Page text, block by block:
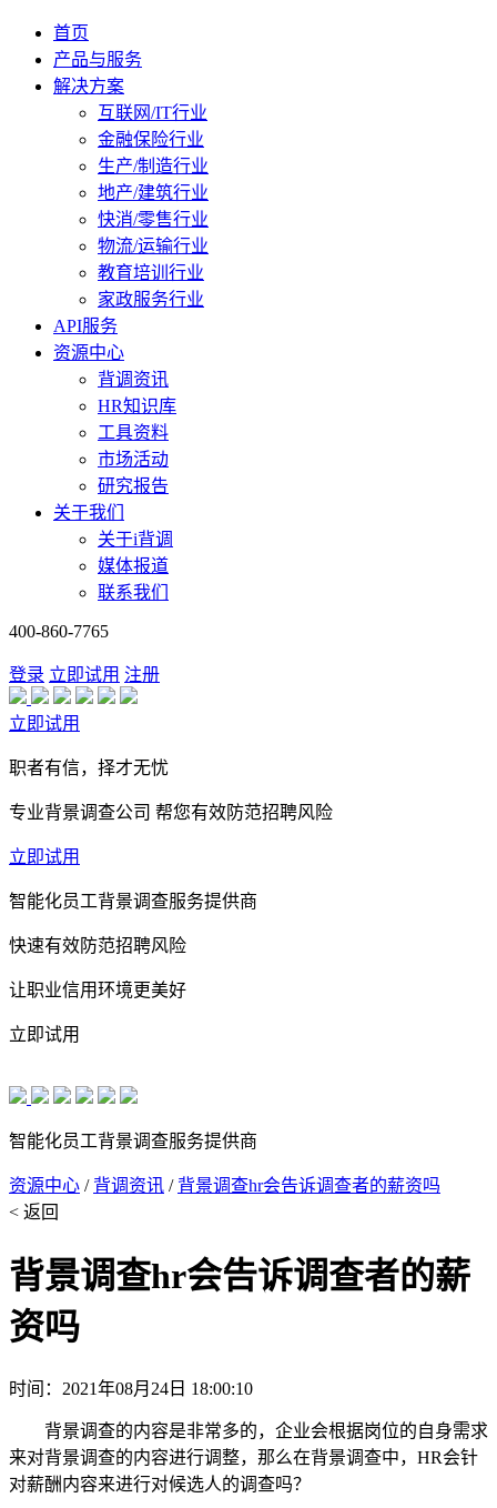
首页
产品与服务
解决方案
互联网/IT行业
金融保险行业
生产/制造行业
地产/建筑行业
快消/零售行业
物流/运输行业
教育培训行业
家政服务行业
API服务
资源中心
背调资讯
HR知识库
工具资料
市场活动
研究报告
关于我们
关于i背调
媒体报道
联系我们
400-860-7765
登录 立即试用 注册
立即试用
职者有信，择才无忧
专业背景调查公司 帮您有效防范招聘风险
立即试用
智能化员工背景调查服务提供商
快速有效防范招聘风险
让职业信用环境更美好
立即试用
智能化员工背景调查服务提供商
资源中心 / 背调资讯 / 背景调查hr会告诉调查者的薪资吗
< 返回
背景调查hr会告诉调查者的薪
资吗
时间：2021年08月24日 18:00:10
背景调查的内容是非常多的，企业会根据岗位的自身需求
来对背景调查的内容进行调整，那么在背景调查中，HR会针
对薪酬内容来进行对候选人的调查吗？